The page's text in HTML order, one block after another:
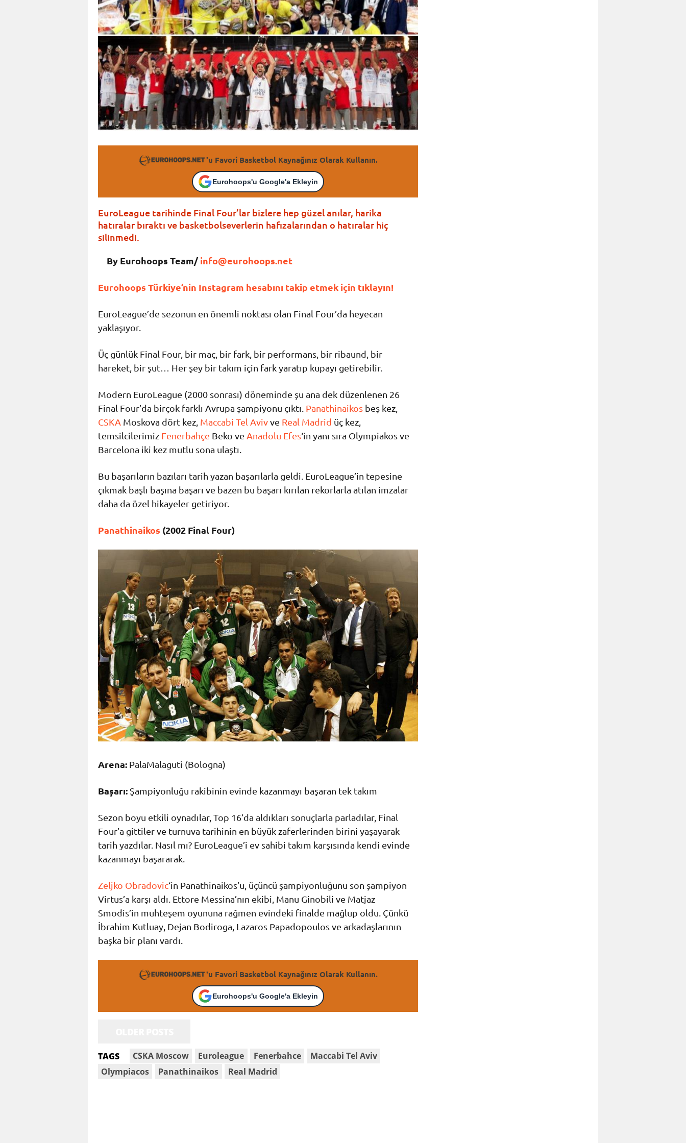
'u Favori Basketbol Kaynağınız Olarak Kullanın.
Eurohoops'u Google'a Ekleyin
EuroLeague tarihinde Final Four’lar bizlere hep güzel anılar, harika
hatıralar bıraktı ve basketbolseverlerin hafızalarından o hatıralar hiç
silinmedi.
By Eurohoops Team/info@eurohoops.net
Eurohoops Türkiye’nin Instagram hesabını takip etmek için tıklayın!
EuroLeague’de sezonun en önemli noktası olan Final Four’da heyecan
yaklaşıyor.
Üç günlük Final Four, bir maç, bir fark, bir performans, bir ribaund, bir
hareket, bir şut… Her şey bir takım için fark yaratıp kupayı getirebilir.
Modern EuroLeague (2000 sonrası) döneminde şu ana dek düzenlenen 26
Final Four’da birçok farklı Avrupa şampiyonu çıktı. Panathinaikos beş kez,
CSKA Moskova dört kez, Maccabi Tel Avivve Real Madrid üç kez,
temsilcilerimiz Fenerbahçe Beko ve Anadolu Efes‘in yanı sıra Olympiakos ve
Barcelona iki kez mutlu sona ulaştı.
Bu başarıların bazıları tarih yazan başarılarla geldi. EuroLeague’in tepesine
çıkmak başlı başına başarı ve bazen bu başarı kırılan rekorlarla atılan imzalar
daha da özel hikayeler getiriyor.
Panathinaikos (2002 Final Four)
Arena: PalaMalaguti (Bologna)
Başarı: Şampiyonluğu rakibinin evinde kazanmayı başaran tek takım
Sezon boyu etkili oynadılar, Top 16’da aldıkları sonuçlarla parladılar, Final
Four’a gittiler ve turnuva tarihinin en büyük zaferlerinden birini yaşayarak
tarih yazdılar. Nasıl mı? EuroLeague’i ev sahibi takım karşısında kendi evinde
kazanmayı başararak.
Zeljko Obradovic‘in Panathinaikos’u, üçüncü şampiyonluğunu son şampiyon
Virtus’a karşı aldı. Ettore Messina’nın ekibi, Manu Ginobili ve Matjaz
Smodis’in muhteşem oyununa rağmen evindeki finalde mağlup oldu. Çünkü
İbrahim Kutluay, Dejan Bodiroga, Lazaros Papadopoulos ve arkadaşlarının
başka bir planı vardı.
'u Favori Basketbol Kaynağınız Olarak Kullanın.
Eurohoops'u Google'a Ekleyin
TAGS CSKA Moscow Euroleague Fenerbahce
Maccabi Tel Aviv
Olympiacos
Panathinaikos Real Madrid